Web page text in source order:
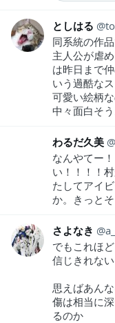
としはる
同系統の作
主人公が虐
は昨日まで
いう過酷なス
可愛い絵柄
中々面白そう
わるだ久美
なんやてー
い！！！！
たしてアイ
か。きっと
さよなき
でもこれほ
信じきれな
思えばあん
傷は相当に
るのか